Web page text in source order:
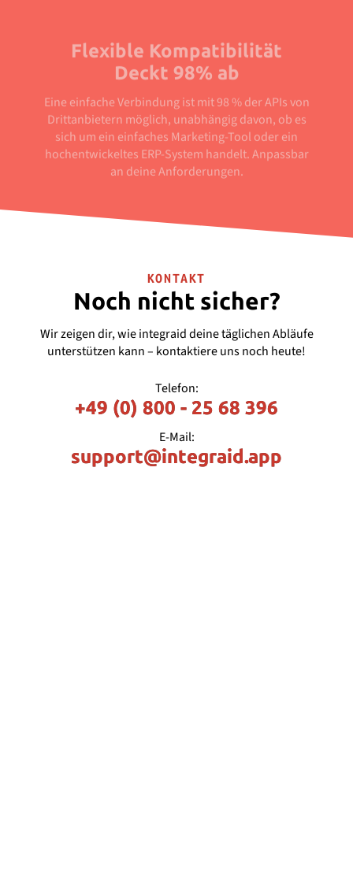
Flexible Kompatibilität
Deckt 98% ab
Eine einfache Verbindung ist mit 98 % der APIs von
Drittanbietern möglich, unabhängig davon, ob es
sich um ein einfaches Marketing-Tool oder ein
hochentwickeltes ERP-System handelt. Anpassbar
an deine Anforderungen.
KONTAKT
Noch nicht sicher?
Wir zeigen dir, wie integraid deine täglichen Abläufe
unterstützen kann – kontaktiere uns noch heute!
Telefon:
+49 (0) 800 - 25 68 396
E-Mail:
support@integraid.app